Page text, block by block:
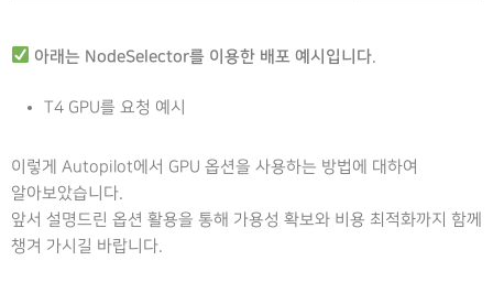
아래는 NodeSelector를 이용한 배포 예시입니다.
T4 GPU를 요청 예시
이렇게 Autopilot에서 GPU 옵션을 사용하는 방법에 대하여
알아보았습니다.
앞서 설명드린 옵션 활용을 통해 가용성 확보와 비용 최적화까지 함께
챙겨 가시길 바랍니다.